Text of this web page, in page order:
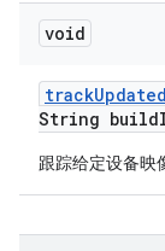
void
trackUpdated
String build
跟踪给定设备映